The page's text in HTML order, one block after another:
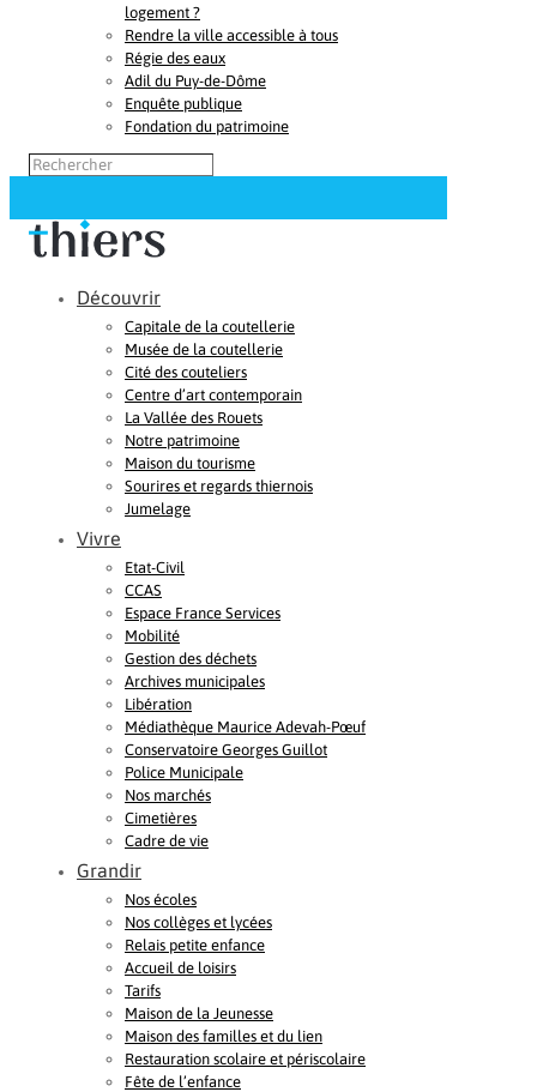
logement ?
Rendre la ville accessible à tous
Régie des eaux
Adil du Puy-de-Dôme
Enquête publique
Fondation du patrimoine
Découvrir
Capitale de la coutellerie
Musée de la coutellerie
Cité des couteliers
Centre d’art contemporain
La Vallée des Rouets
Notre patrimoine
Maison du tourisme
Sourires et regards thiernois
Jumelage
Vivre
Etat-Civil
CCAS
Espace France Services
Mobilité
Gestion des déchets
Archives municipales
Libération
Médiathèque Maurice Adevah-Pœuf
Conservatoire Georges Guillot
Police Municipale
Nos marchés
Cimetières
Cadre de vie
Grandir
Nos écoles
Nos collèges et lycées
Relais petite enfance
Accueil de loisirs
Tarifs
Maison de la Jeunesse
Maison des familles et du lien
Restauration scolaire et périscolaire
Fête de l’enfance